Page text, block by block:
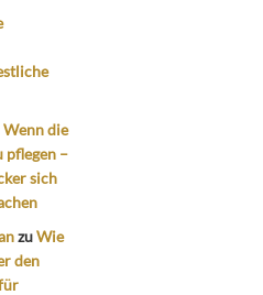
die
pflegen –
sich
zuWie
den